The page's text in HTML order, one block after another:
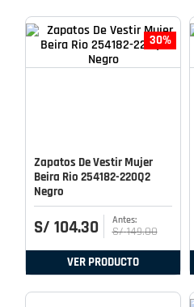
30%
Zapatos De Vestir Mujer
Beira Rio 254182-220Q2
Negro
S/ 104.30 S/ 149.00
VER PRODUCTO